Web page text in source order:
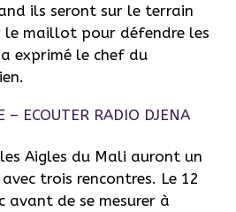
ils seront sur le terrain
le maillot pour défendre les
exprimé le chef du
Aigles du Mali auront un
trois rencontres. Le 12
avant de se mesurer à